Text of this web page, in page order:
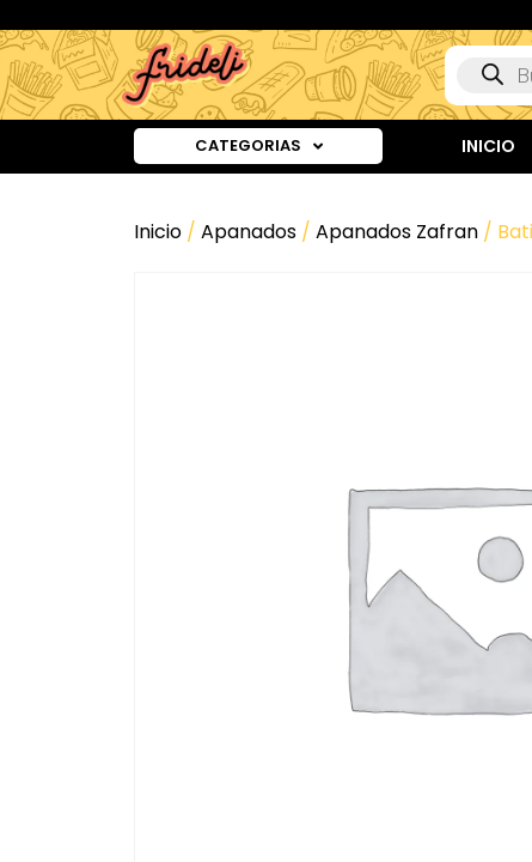
CATEGORIAS INICIO
Inicio / Apanados / Apanados Zafran /